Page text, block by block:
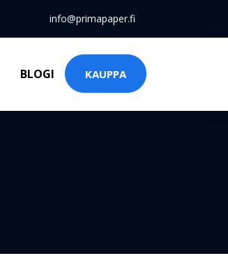
info@primapaper.fi
BLOGI KAUPPA